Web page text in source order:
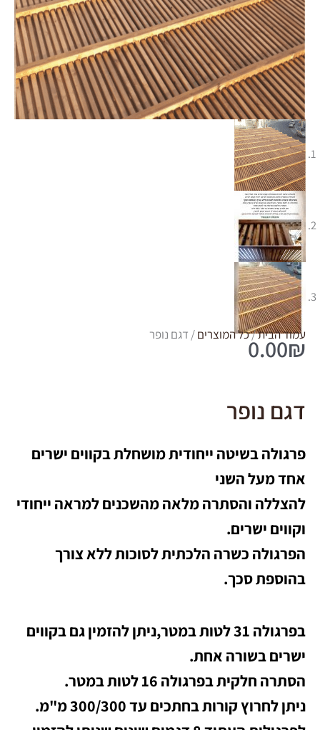
עמוד הבית/כל המוצרים/ דגם נופר 0.00₪
דגם נופר
פרגולה בשיטה ייחודית מושחלת בקווים ישרים
אחד מעל השני
להצללה והסתרה מלאה מהשכנים למראה ייחודי
וקווים ישרים.
הפרגולה כשרה הלכתית לסוכות ללא צורך
בהוספת סכך.
בפרגולה 31 לטות במטר,ניתן להזמין גם בקווים
ישרים בשורה אחת.
הסתרה חלקית בפרגולה 16 לטות במטר.
ניתן לחרוץ קורות בחתכים עד 300/300 מ"מ.